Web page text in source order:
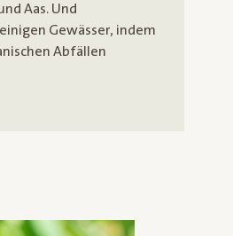
Aas. Und
Gewässer, indem
Abfällen